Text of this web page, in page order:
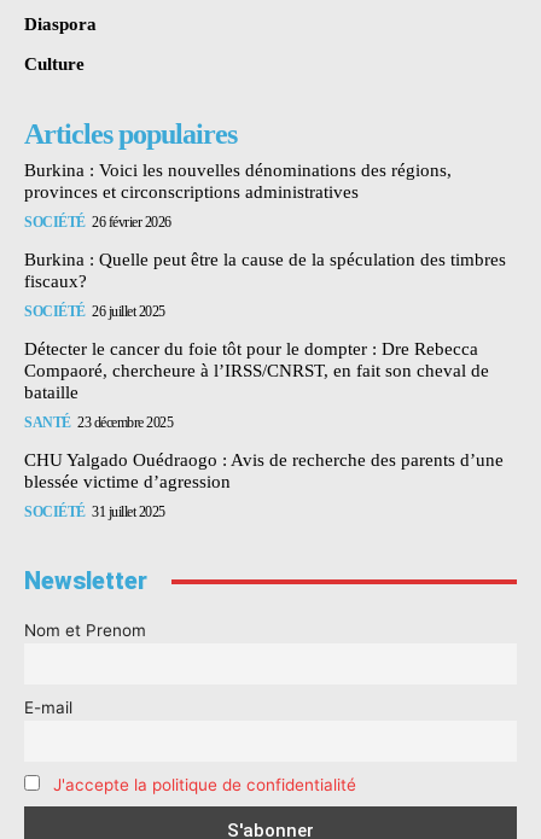
Diaspora
Culture
Articles populaires
Burkina : Voici les nouvelles dénominations des régions,
provinces et circonscriptions administratives
SOCIÉTÉ 26 février 2026
Burkina : Quelle peut être la cause de la spéculation des timbres
fiscaux?
SOCIÉTÉ 26 juillet 2025
Détecter le cancer du foie tôt pour le dompter : Dre Rebecca
Compaoré, chercheure à l’IRSS/CNRST, en fait son cheval de
bataille
SANTÉ 23 décembre 2025
CHU Yalgado Ouédraogo : Avis de recherche des parents d’une
blessée victime d’agression
SOCIÉTÉ 31 juillet 2025
Newsletter
Nom et Prenom
E-mail
J'accepte la politique de confidentialité